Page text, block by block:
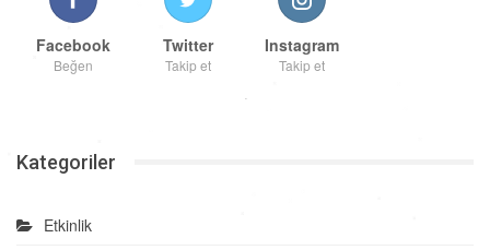
Facebook
Beğen
Twitter
Takip et
Instagram
Takip et
Kategoriler
Etkinlik